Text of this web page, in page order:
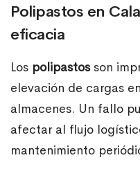
Polipastos en
eficacia
Los polipastosson
elevación de cargas
almacenes. Un fallo
afectar al flujo
mantenimiento